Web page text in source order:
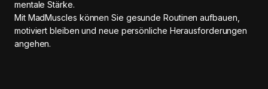
mentale Stärke.
Mit MadMuscles können Sie gesunde Routinen aufbauen,
motiviert bleiben und neue persönliche Herausforderungen
angehen.